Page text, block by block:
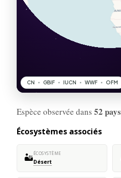
Espèce observée dans 52 pays
Écosystèmes associés
🏜️ÉCOSYSTÈME
Désert